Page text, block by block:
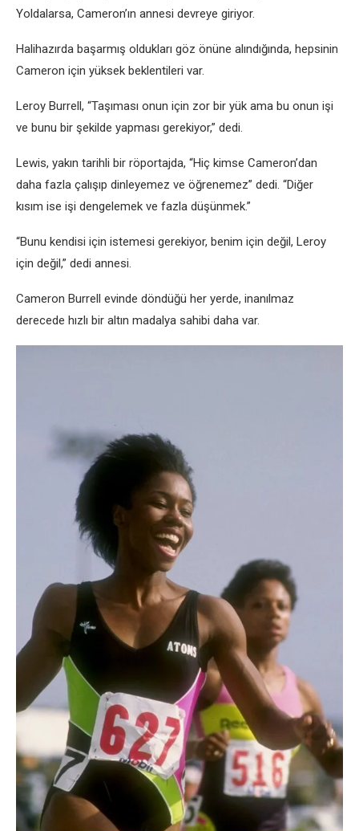
Yoldalarsa, Cameron’ın annesi devreye giriyor.
Halihazırda başarmış oldukları göz önüne alındığında, hepsinin
Cameron için yüksek beklentileri var.
Leroy Burrell, “Taşıması onun için zor bir yük ama bu onun işi
ve bunu bir şekilde yapması gerekiyor,” dedi.
Lewis, yakın tarihli bir röportajda, “Hiç kimse Cameron’dan
daha fazla çalışıp dinleyemez ve öğrenemez” dedi. “Diğer
kısım ise işi dengelemek ve fazla düşünmek.”
“Bunu kendisi için istemesi gerekiyor, benim için değil, Leroy
için değil,” dedi annesi.
Cameron Burrell evinde döndüğü her yerde, inanılmaz
derecede hızlı bir altın madalya sahibi daha var.